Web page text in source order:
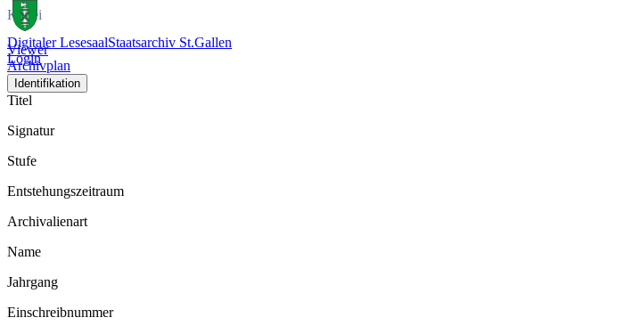
Digitaler LesesaalStaatsarchiv St.Gallen
Login
Kartei
Viewer
Archivplan
Identifikation
Titel
Signatur
Stufe
Entstehungszeitraum
Archivalienart
Name
Jahrgang
Einschreibnummer